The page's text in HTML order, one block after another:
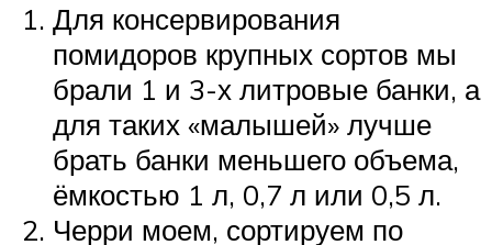
Для консервирования
помидоров крупных сортов мы
брали 1 и 3-х литровые банки, а
для таких «малышей» лучше
брать банки меньшего объема,
ёмкостью 1 л, 0,7 л или 0,5 л.
Черри моем, сортируем по